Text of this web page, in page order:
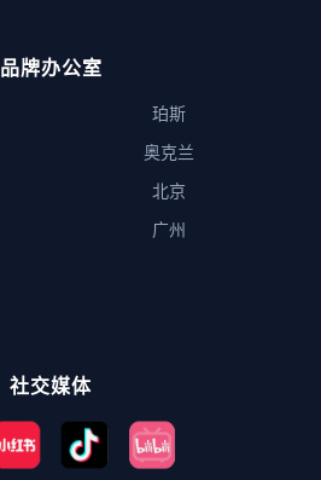
品牌办公室
珀斯
奥克兰
北京
广州
社交媒体